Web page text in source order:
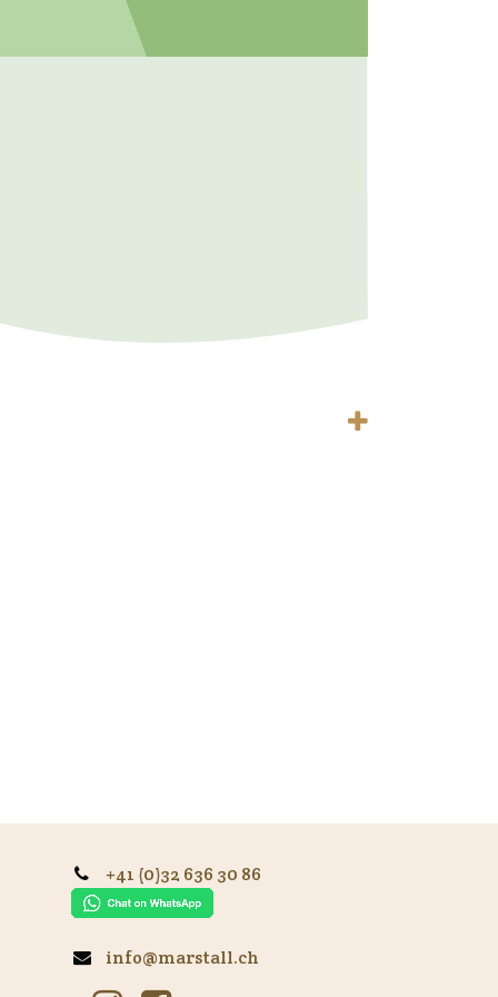
+41 (0)32 636 30 86
info@marstall.ch